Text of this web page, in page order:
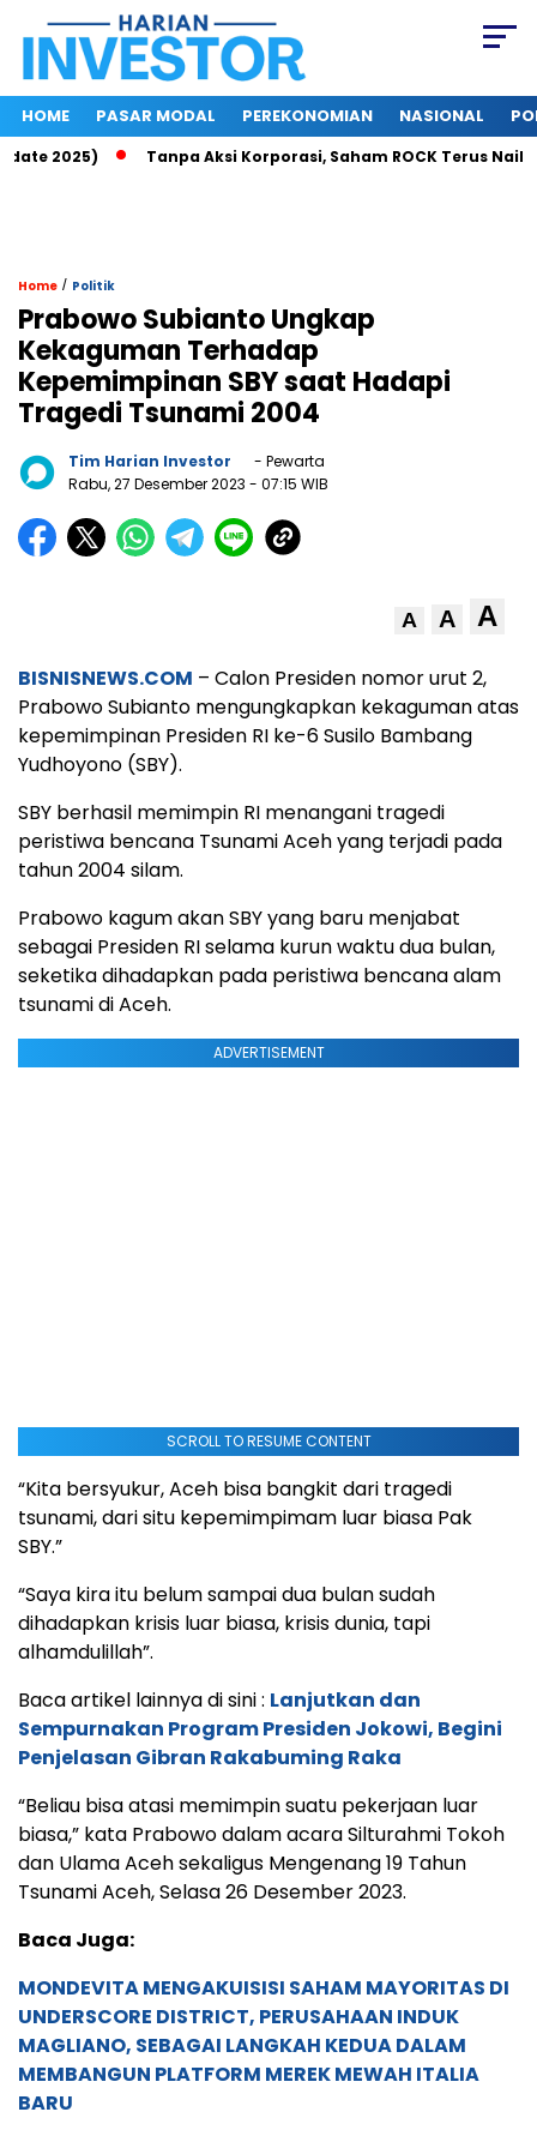
HOME PASAR MODAL PEREKONOMIAN NASIONAL
2025) Tanpa Aksi Korporasi, Saham ROCK Terus Naik,
Home / Politik
Prabowo Subianto Ungkap
Kekaguman Terhadap
Kepemimpinan SBY saat Hadapi
Tragedi Tsunami 2004
Tim Harian Investor
- Pewarta
Rabu, 27 Desember 2023 - 07:15 WIB
A A A
BISNISNEWS.COM – Calon Presiden nomor urut 2,
Prabowo Subianto mengungkapkan kekaguman atas
kepemimpinan Presiden RI ke-6 Susilo Bambang
Yudhoyono (SBY).
SBY berhasil memimpin RI menangani tragedi
peristiwa bencana Tsunami Aceh yang terjadi pada
tahun 2004 silam.
Prabowo kagum akan SBY yang baru menjabat
sebagai Presiden RI selama kurun waktu dua bulan,
seketika dihadapkan pada peristiwa bencana alam
tsunami di Aceh.
ADVERTISEMENT
SCROLL TO RESUME CONTENT
“Kita bersyukur, Aceh bisa bangkit dari tragedi
tsunami, dari situ kepemimpimam luar biasa Pak
SBY.”
“Saya kira itu belum sampai dua bulan sudah
dihadapkan krisis luar biasa, krisis dunia, tapi
alhamdulillah”.
Baca artikel lainnya di sini : Lanjutkan dan
Sempurnakan Program Presiden Jokowi, Begini
Penjelasan Gibran Rakabuming Raka
“Beliau bisa atasi memimpin suatu pekerjaan luar
biasa,” kata Prabowo dalam acara Silturahmi Tokoh
dan Ulama Aceh sekaligus Mengenang 19 Tahun
Tsunami Aceh, Selasa 26 Desember 2023.
Baca Juga:
MONDEVITA MENGAKUISISI SAHAM MAYORITAS DI
UNDERSCORE DISTRICT, PERUSAHAAN INDUK
MAGLIANO, SEBAGAI LANGKAH KEDUA DALAM
MEMBANGUN PLATFORM MEREK MEWAH ITALIA
BARU